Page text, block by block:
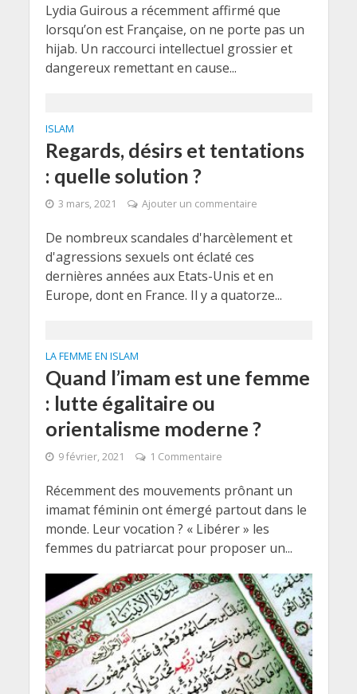
Lydia Guirous a récemment affirmé que
lorsqu’on est Française, on ne porte pas un
hijab. Un raccourci intellectuel grossier et
dangereux remettant en cause...
ISLAM
Regards, désirs et tentations
: quelle solution ?
3 mars, 2021 Ajouter un commentaire
De nombreux scandales d'harcèlement et
d'agressions sexuels ont éclaté ces
dernières années aux Etats-Unis et en
Europe, dont en France. Il y a quatorze...
LA FEMME EN ISLAM
Quand l’imam est une femme
: lutte égalitaire ou
orientalisme moderne ?
9 février, 2021 1 Commentaire
Récemment des mouvements prônant un
imamat féminin ont émergé partout dans le
monde. Leur vocation ? « Libérer » les
femmes du patriarcat pour proposer un...